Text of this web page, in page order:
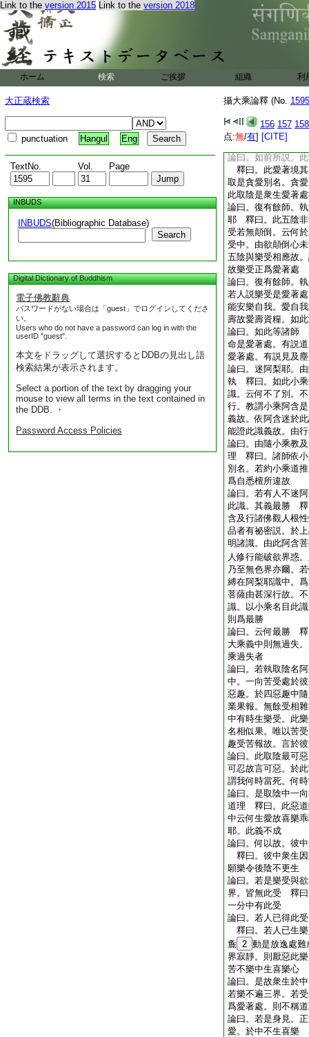
Link to the version 2015 Link to the version 2018
ホーム 検索 ご挨拶 組織 利
大正蔵検索
punctuation Hangul Eng
TextNo. Vol. Page
INBUDS
INBUDS(Bibliographic Database)
Search
Digital Dictionary of Buddhism
電子佛教辭典
パスワードがない場合は「guest」でログインしてくださ
い。
Users who do not have a password can log in with the
userID "guest".
本文をドラッグして選択するとDDBの見出し語
検索結果が表示されます。
Select a portion of the text by dragging your
mouse to view all terms in the text contained in
the DDB. ・
Password Access Policies
攝大乘論釋 (No.
156 157 158
点:無/有] [CITE]
是義不然 釋曰。
小乘云。阿梨耶識
義異名中立爲異義
論曰。意及識已見
名識。若了別已謝
故。識以了別爲義
中二名有二義。本
目本識。此義不可違
論曰。復有餘師。
耶 釋曰。小乘諸師
阿梨耶者欲顯何義
論曰。如前所説。
釋曰。此愛著境
取是貪愛別名。貪
此取陰是衆生愛著
論曰。復有餘師。
耶 釋曰。此五陰非
受若無顛倒。云何
受中。由欲顛倒心
五陰與樂受相應故
故樂受正爲愛著處
論曰。復有餘師。
若人説樂受是愛著
能安樂自我。愛自
壽故愛壽資糧。如
論曰。如此等諸師
命是愛著處。有説
愛著處。有説見及
論曰。迷阿梨耶。
執 釋曰。如此小乘
識。云何不了別。
行。教謂小乘阿含
義故。依阿含迷於
能證此識義故。由
論曰。由隨小乘教
理 釋曰。諸師依小
別名。若約小乘道
爲自悉檀所違故
論曰。若有人不迷
此識。其義最勝 釋
含及行諸佛觀人根
品者有祕密説。於
明諸識。由此阿含
人修行能破欲界惑
乃至無色界亦爾。
縛在阿梨耶識中。
菩薩由甚深行故。
識。以小乘名目此
則爲最勝
論曰。云何最勝 釋
大乘義中則無過失
乘過失者
論曰。若執取陰名
中。一向苦受處於
惡趣。於四惡趣中
業果報。無餘受相
中有時生樂受。此
名相似果。唯以苦
趣受苦報故。言於
論曰。此取陰最可
可忍故言可惡。於
謂我何時當死。何
論曰。是取陰中一
道理 釋曰。此惡道
中云何生愛故喜樂
耶。此義不成
論曰。何以故。彼
釋曰。彼中衆生
願樂令後陰不更生
論曰。若是樂受與
界。皆無此受 釋曰
一分中有此受
論曰。若人已得此
釋曰。若人已生
麁 2 動是放逸處難
界寂靜。則厭惡此
苦不樂中生喜樂心
論曰。是故衆生於
若樂不遍三界。若
爲愛著處。則不稱
論曰。若是身見。
愛。於中不生喜樂